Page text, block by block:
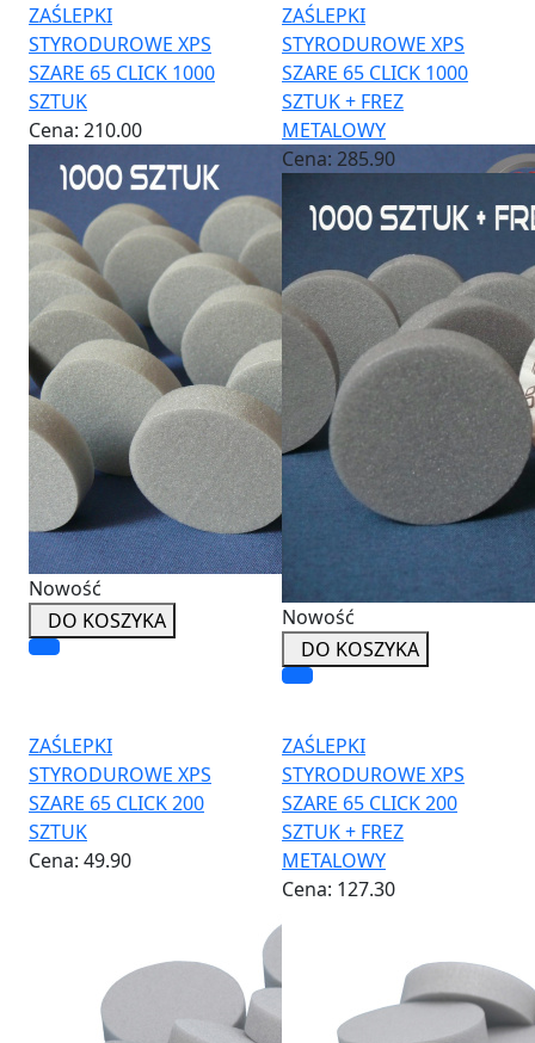
ZAŚLEPKI
STYRODUROWE XPS
SZARE 65 CLICK 1000
SZTUK
Cena: 210.00
Nowość
DO KOSZYKA
ZAŚLEPKI
STYRODUROWE XPS
SZARE 65 CLICK 1000
SZTUK + FREZ
METALOWY
Cena: 285.90
Nowość
DO KOSZYKA
ZAŚLEPKI
STYRODUROWE XPS
SZARE 65 CLICK 200
SZTUK
Cena: 49.90
ZAŚLEPKI
STYRODUROWE XPS
SZARE 65 CLICK 200
SZTUK + FREZ
METALOWY
Cena: 127.30